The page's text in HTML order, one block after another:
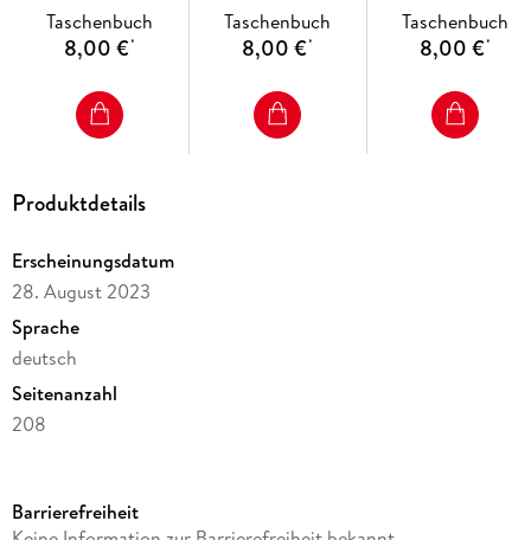
Taschenbuch
8,00 €*
Taschenbuch
8,00 €*
Taschenbuch
8,00 €*
Produktdetails
Erscheinungsdatum
28. August 2023
Sprache
deutsch
Seitenanzahl
208
Reihe
Barrierefreiheit